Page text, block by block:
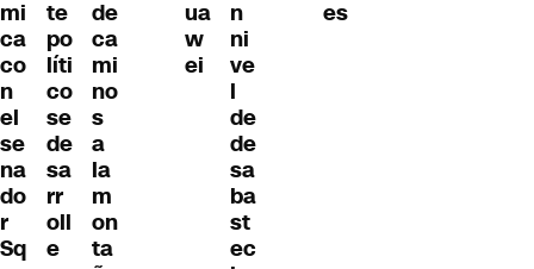
mi
ca
co
n
el
se
na
do
r
Sq
te
po
líti
co
se
de
sa
rr
oll
e
de
ca
mi
no
s
a
la
m
on
ta
ua
w
ei
n
ni
ve
l
de
de
sa
ba
st
ec
es